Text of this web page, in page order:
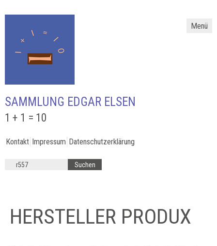
Menü
SAMMLUNG EDGAR ELSEN
1 + 1 = 10
Kontakt Impressum Datenschutzerklärung
HERSTELLER PRODUX